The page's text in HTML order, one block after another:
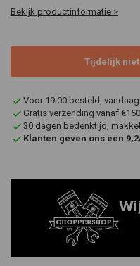
Bekijk productinformatie >
Tijdelijk
Voor 19:00 besteld,
Gratis verzending vanaf €150
30 dagen bedenktijd,
Klanten geven ons een